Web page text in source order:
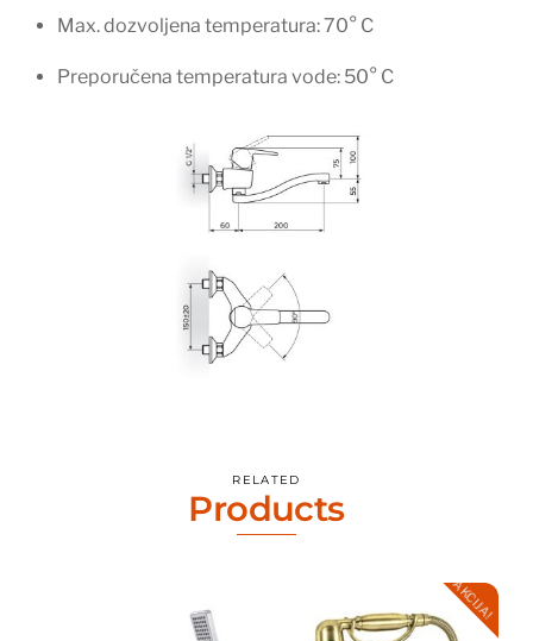
Max. dozvoljena temperatura: 70° C
Preporučena temperatura vode: 50° C
RELATED
Products
AKCIJA!